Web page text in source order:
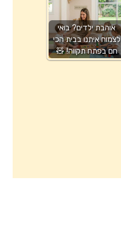
אוהבת ילדים? בואי
לצמוח איתנו בבית הכי
חם בפתח תקווה! 🧸